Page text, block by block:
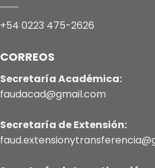
+54 0223 475-2626
CORREOS
Secretaría Académica:
faudacad@gmail.com
Secretaría de Extensión: